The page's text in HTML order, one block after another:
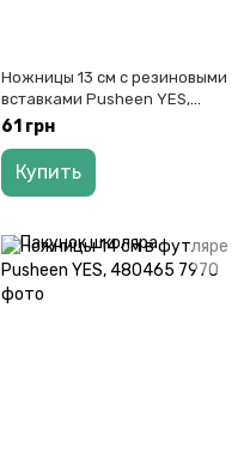
Ножницы 13 см с резиновыми
вставками Pusheen YES,
480460
61 грн
Купить